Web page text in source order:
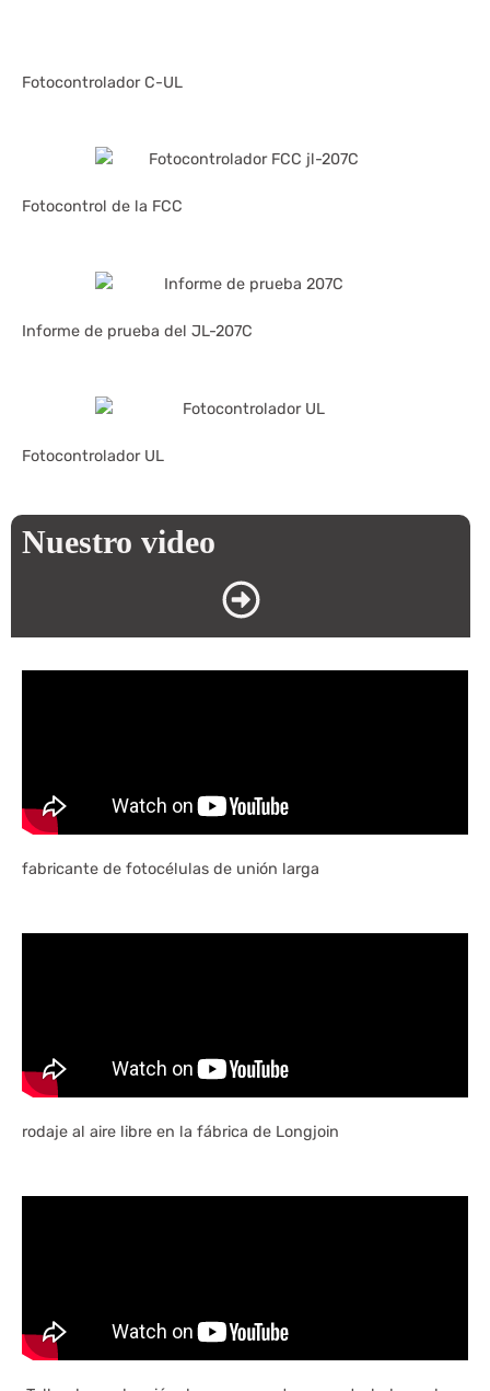
Fotocontrolador C-UL
Fotocontrol de la FCC
Informe de prueba del JL-207C
Fotocontrolador UL
Nuestro video
fabricante de fotocélulas de unión larga
rodaje al aire libre en la fábrica de Longjoin